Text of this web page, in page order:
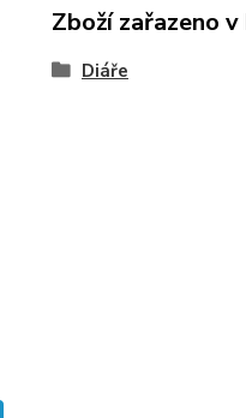
Zboží zařazeno
Diáře